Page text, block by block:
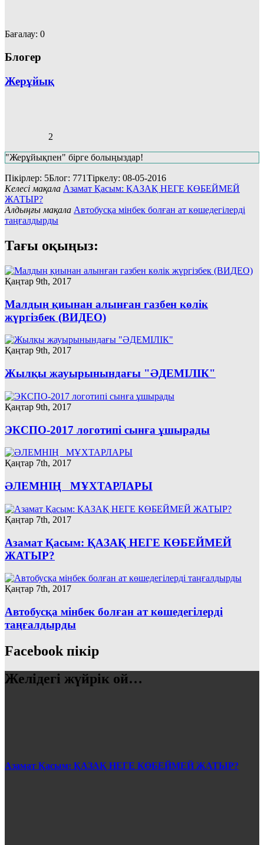
Бағалау: 0
Блогер
Жерұйық
2
"Жерұйықпен" бірге болыңыздар!
Пікірлер: 5Блог: 771Тіркелу: 08-05-2016
Келесі мақала Азамат Қасым: ҚАЗАҚ НЕГЕ КӨБЕЙМЕЙ
ЖАТЫР?
Алдыңғы мақала Автобусқа мінбек болған ат көшедегілерді
таңғалдырды
Тағы оқыңыз:
Қаңтар 9th, 2017
Малдың қиынан алынған газбен көлік
жүргізбек (ВИДЕО)
Қаңтар 9th, 2017
Жылқы жауырынындағы "ӘДЕМІЛІК"
Қаңтар 9th, 2017
ЭКСПО-2017 логотипі сынға ұшырады
Қаңтар 7th, 2017
ӘЛЕМНІҢ МҰХТАРЛАРЫ
Қаңтар 7th, 2017
Азамат Қасым: ҚАЗАҚ НЕГЕ КӨБЕЙМЕЙ
ЖАТЫР?
Қаңтар 7th, 2017
Автобусқа мінбек болған ат көшедегілерді
таңғалдырды
Facebook пікір
Желідегі жүйрік ой…
Азамат Қасым: ҚАЗАҚ НЕГЕ КӨБЕЙМЕЙ ЖАТЫР?